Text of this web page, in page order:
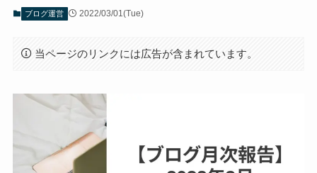
ブログ運営 2022/03/01(Tue)
当ページのリンクには広告が含まれています。